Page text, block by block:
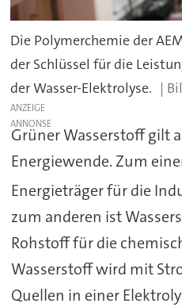
Die Polymerchemie der
der Schlüssel für die
der Wasser-Elektrolyse.
ANZEIGE
Grüner Wasserstoff gilt
Energiewende. Zum
Energieträger für die
zum anderen ist
Rohstoff für die
Wasserstoff wird mit
Quellen in einer